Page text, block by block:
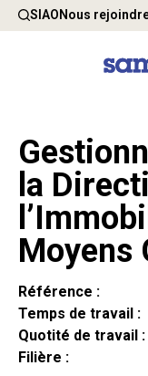
SIAONous
la
Moyens
Référence :
Temps de travail :
Quotité de travail :
Filière :